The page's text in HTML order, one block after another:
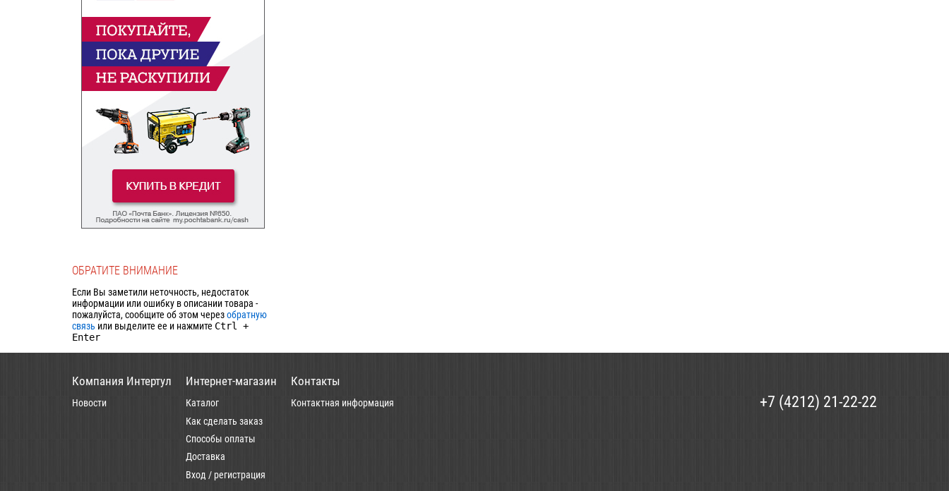
ОБРАТИТЕ ВНИМАНИЕ
Если Вы заметили неточность, недостаток
информации или ошибку в описании товара -
пожалуйста, сообщите об этом черезобратную
связь или выделите ее и нажмите Ctrl +
Enter
Компания Интертул
Новости
Интернет-магазин
Каталог
Как сделать заказ
Способы оплаты
Доставка
Вход / регистрация
Контакты
Контактная информация +7 (4212) 21-22-22